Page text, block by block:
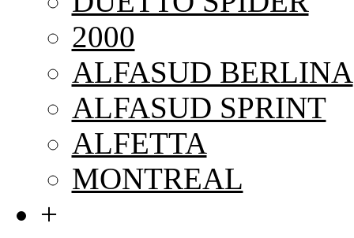
2000
ALFASUD BERLINA
ALFASUD SPRINT
ALFETTA
MONTREAL
+